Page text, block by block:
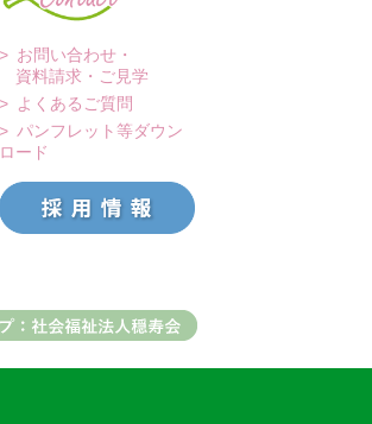
お問い合わせ・
資料請求・ご見学
よくあるご質問
パンフレット等ダウン
ロード